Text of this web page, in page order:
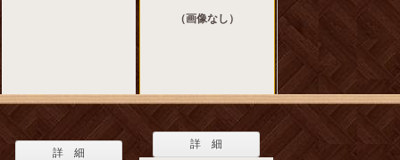
（画像なし）
詳 細
詳 細